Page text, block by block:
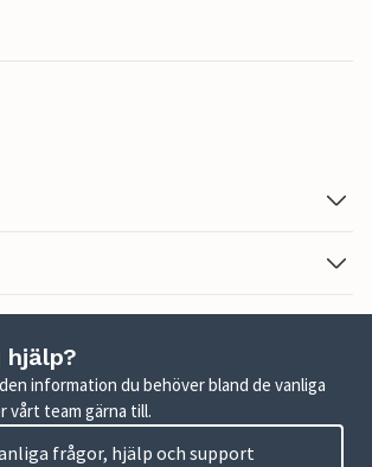
hjälp?
information du behöver bland de vanliga
vårt team gärna till.
frågor, hjälp och support